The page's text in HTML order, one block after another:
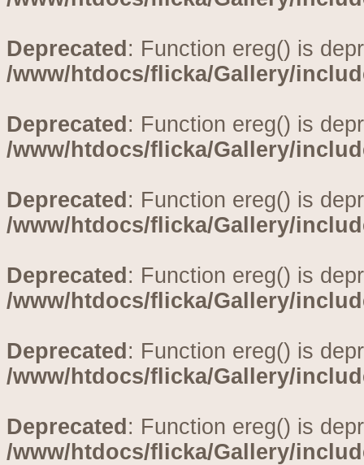
Deprecated : Function ereg() is
/www/htdocs/flicka/Gallery/
Deprecated : Function ereg() is
/www/htdocs/flicka/Gallery/
Deprecated : Function ereg() is
/www/htdocs/flicka/Gallery/
Deprecated : Function ereg() is
/www/htdocs/flicka/Gallery/
Deprecated : Function ereg() is
/www/htdocs/flicka/Gallery/
Deprecated : Function ereg() is
/www/htdocs/flicka/Gallery/